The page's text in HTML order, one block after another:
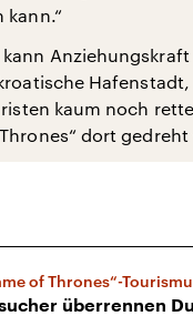
kann.“
kaum noch
dort gedreht
of Thrones“-
überrennen